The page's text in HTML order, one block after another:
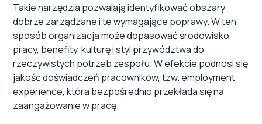
Takie narzędzia pozwalają identyfikować obszary
dobrze zarządzane i te wymagające poprawy. W ten
sposób organizacja może dopasować środowisko
pracy, benefity, kulturę i styl przywództwa do
rzeczywistych potrzeb zespołu. W efekcie podnosi się
jakość doświadczeń pracowników, tzw. employment
experience, która bezpośrednio przekłada się na
zaangażowanie w pracę.